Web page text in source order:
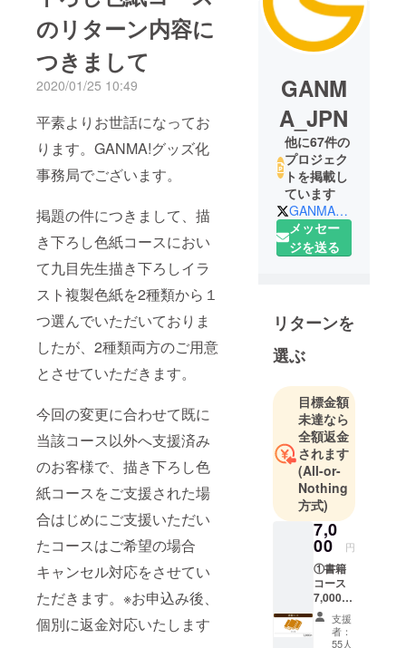
のリターン内容に
つきまして
2020/01/25 10:49
平素よりお世話になってお
ります。GANMA!グッズ化
事務局でございます。
掲題の件につきまして、描
き下ろし色紙コースにおい
て九目先生描き下ろしイラ
スト複製色紙を2種類から１
つ選んでいただいておりま
したが、2種類両方のご用意
とさせていただきます。
今回の変更に合わせて既に
当該コース以外へ支援済み
のお客様で、描き下ろし色
紙コースをご支援された場
合はじめにご支援いただい
たコースはご希望の場合
キャンセル対応をさせてい
ただきます。※お申込み後、
個別に返金対応いたします
GANM
A_JPN
他に67件の
プロジェク
トを掲載し
ています
GANMA_JPN
メッセー
ジを送る
リターンを
選ぶ
目標金額
未達なら
全額返金
されます
(All-or-
Nothing
方式)
7,0
00 円
①書籍
コース
7,000
円
（税
込・送
支援
者：
55人